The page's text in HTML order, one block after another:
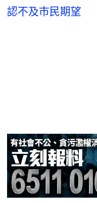
認不及市民期望